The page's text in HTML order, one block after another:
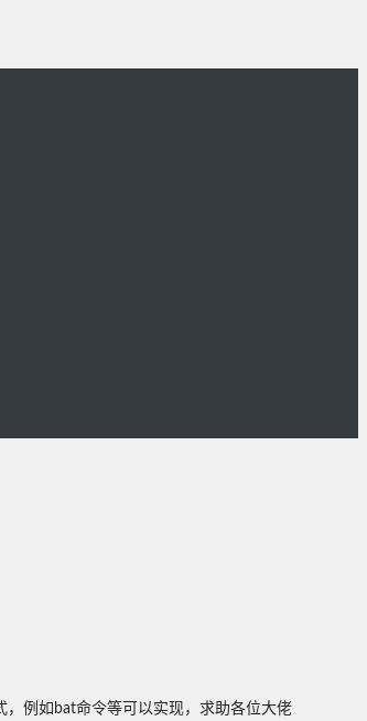
例如bat命令等可以实现，求助各位大佬